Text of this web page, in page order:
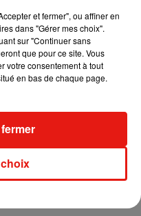
dévoilent le single le plus
Lens dévoilent leur
et fermer", ou affiner en
dans "Gérer mes choix".
sur "Continuer sans
que pour ce site. Vous
votre consentement à tout
en bas de chaque page.